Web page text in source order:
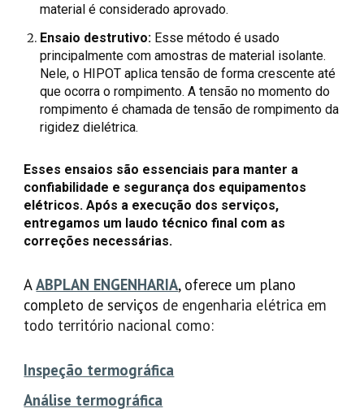
material é considerado aprovado.
Ensaio destrutivo: Esse método é usado
principalmente com amostras de material isolante.
Nele, o HIPOT aplica tensão de forma crescente até
que ocorra o rompimento. A tensão no momento do
rompimento é chamada de tensão de rompimento da
rigidez dielétrica.
Esses ensaios são essenciais para manter a
confiabilidade e segurança dos equipamentos
elétricos. Após a execução dos serviços,
entregamos um laudo técnico final com as
correções necessárias.
AABPLAN ENGENHARIA, oferece um plano
completo de serviços de engenharia elétrica em
todo território nacional como:
Inspeção termográfica
Análise termográfica